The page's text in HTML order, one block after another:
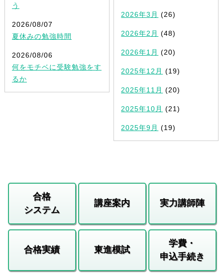
う
2026/08/07
夏休みの勉強時間
2026/08/06
何をモチベに受験勉強をす
るか
2026年3月 (26)
2026年2月 (48)
2026年1月 (20)
2025年12月 (19)
2025年11月 (20)
2025年10月 (21)
2025年9月 (19)
合格
システム
講座案内 実力講師陣
合格実績 東進模試
学費・
申込手続き